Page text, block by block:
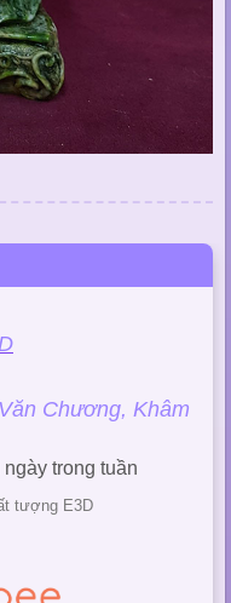
Chương, Khâm
trong tuần
tượng E3D